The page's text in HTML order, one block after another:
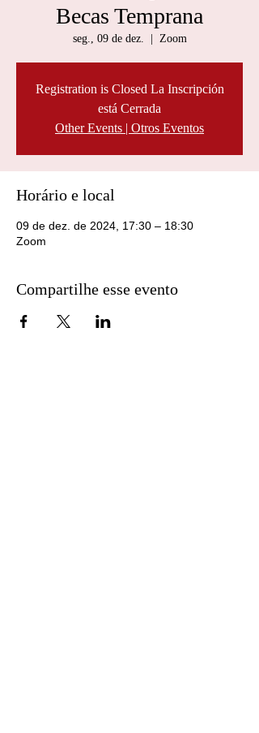
Becas Temprana
seg., 09 de dez. Zoom
Registration is Closed La Inscripción
está Cerrada
Other Events | Otros Eventos
Horário e local
09 de dez. de 2024, 17:30 – 18:30
Zoom
Compartilhe esse evento